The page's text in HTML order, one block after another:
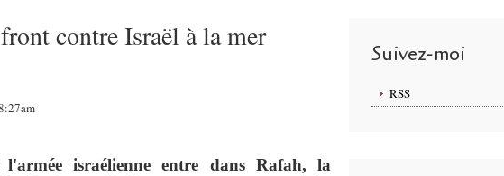
contre Israël à la mer
israélienne entre dans Rafah, la
Suivez-moi
RSS